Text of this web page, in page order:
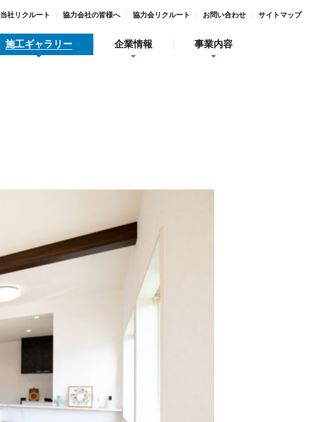
当社リクルート 協力会社の皆様へ 協力会リクルート お問い合わせ サイトマップ
施工ギャラリー 企業情報
社会貢献活動
事業内容
ガーデン庭夢
食彩美酒 侘助